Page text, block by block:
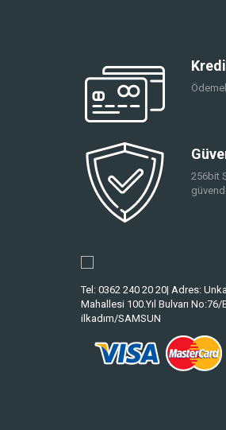
256bit
Tel: 0362 240 20 20| Adres:
Mahallesi 100.Yıl Bulvarı No:76/
ilkadım/SAMSUN